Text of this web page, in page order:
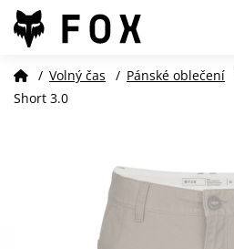
/ Volný čas / Pánské oblečení
Short 3.0